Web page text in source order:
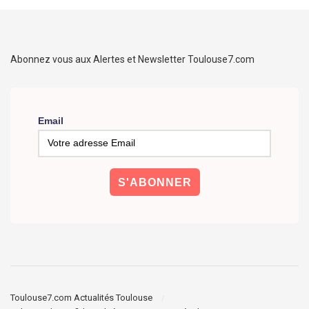
Abonnez vous aux Alertes et Newsletter Toulouse7.com
Email
Toulouse7.com Actualités Toulouse